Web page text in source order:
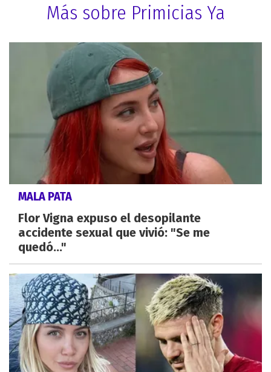
Más sobre Primicias Ya
MALA PATA
Flor Vigna expuso el desopilante
accidente sexual que vivió: "Se me
quedó..."